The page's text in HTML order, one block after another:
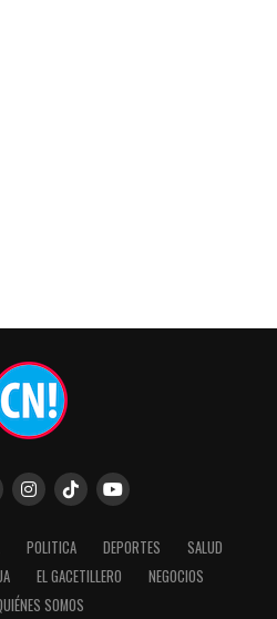
POLITICA DEPORTES
SALUD
EL GACETILLERO
NEGOCIOS
SOMOS